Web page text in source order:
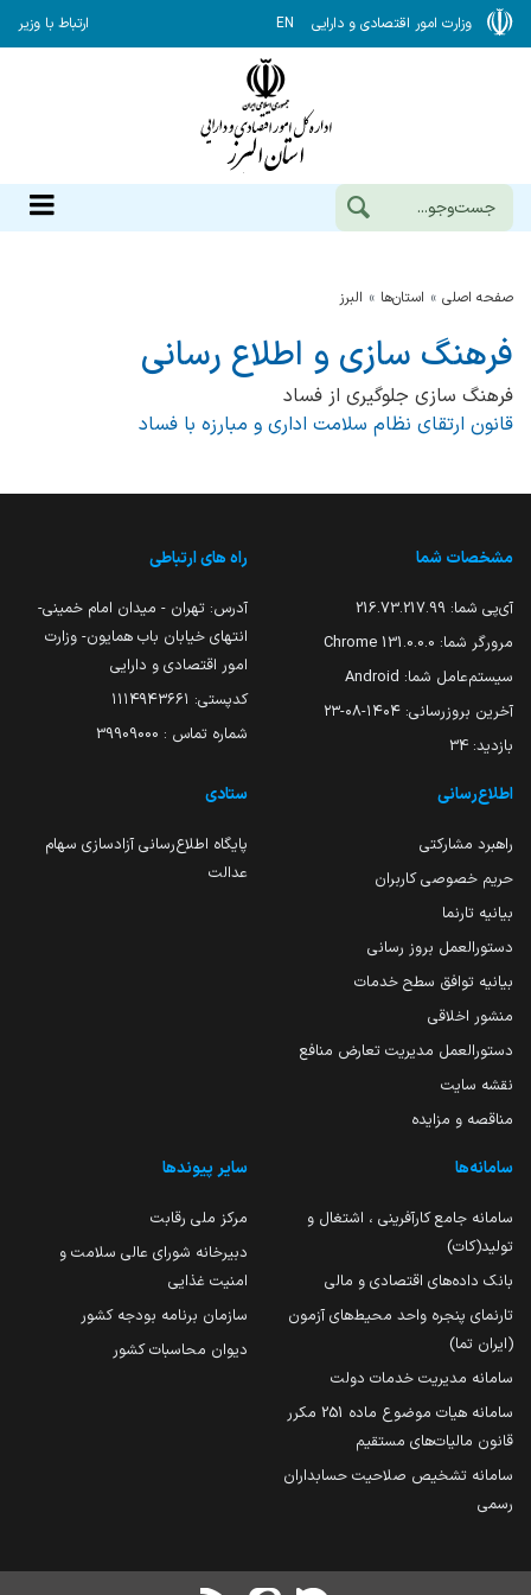
وزارت امور اقتصادی و دارایی EN ارتباط با وزیر
صفحه اصلی استان‌ها البرز
فرهنگ سازی و اطلاع رسانی
فرهنگ سازی جلوگیری از فساد
قانون ارتقای نظام سلامت اداری و مبارزه با فساد
مشخصات شما
آی‌پی شما: 216.73.217.99
مرورگر شما: 131.0.0.0 Chrome
سیستم‌عامل شما: Android
آخرین بروزرسانی: ۱۴۰۴-۰۸-۲۳
بازدید: 34
راه های ارتباطی
آدرس: تهران - میدان امام خمینی-
انتهای خیابان باب همایون- وزارت
امور اقتصادی و دارایی
کدپستی: ۱۱۱۴۹۴۳۶۶۱
شماره تماس : 39909000
اطلاع‌رسانی
راهبرد مشارکتی
حریم خصوصی کاربران
بیانیه تارنما
دستورالعمل بروز رسانی
بیانیه توافق سطح خدمات
منشور اخلاقی
دستورالعمل مدیریت تعارض منافع
نقشه سایت
مناقصه و مزایده
ستادی
پایگاه اطلاع‌رسانی آزادسازی سهام
عدالت
سامانه‌ها
سامانه جامع کارآفرینی ، اشتغال و
تولید(کات)
بانک داده‌های اقتصادی و مالی
تارنمای پنجره واحد محیط‌های آزمون
(ایران تما)
سامانه مدیریت خدمات دولت
سامانه هیات موضوع ماده 251 مکرر
قانون مالیات‌های مستقیم
سامانه تشخیص صلاحیت حسابداران
رسمی
سایر پیوندها
مرکز ملی رقابت
دبیرخانه شورای عالی سلامت و
امنیت غذایی
سازمان برنامه بودجه کشور
دیوان محاسبات کشور